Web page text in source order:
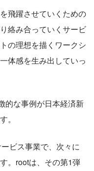
飛躍させていくための
絡み合っていくサービ
の理想を描くワークシ
体感を生み出していっ
的な事例が日本経済新
。
ビス事業で、次々に
。rootは、その第1弾